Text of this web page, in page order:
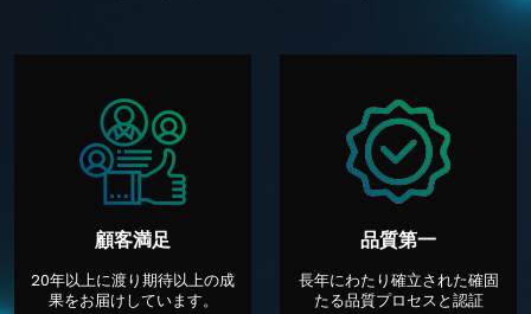
顧客満足
20年以上に渡り期待以上の成
果をお届けしています。
品質第一
長年にわたり確立された確固
たる品質プロセスと認証